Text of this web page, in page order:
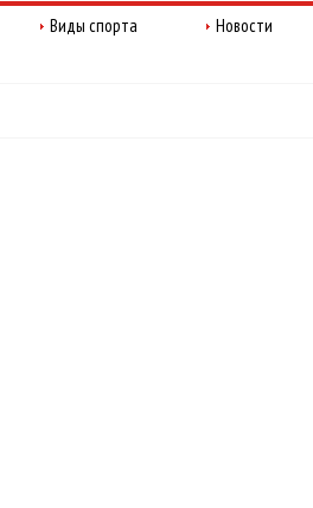
Виды спорта Новости